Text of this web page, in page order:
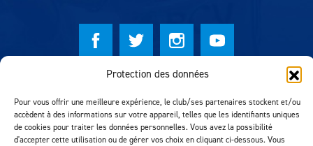
Protection des données
Pour vous offrir une meilleure expérience, le club/ses partenaires stockent et/ou
accèdent à des informations sur votre appareil, telles que les identifiants uniques
de cookies pour traiter les données personnelles. Vous avez la possibilité
d'accepter cette utilisation ou de gérer vos choix en cliquant ci-dessous. Vous
© Lausanne Sport Football Club 2026
Réalisation MTM Agency